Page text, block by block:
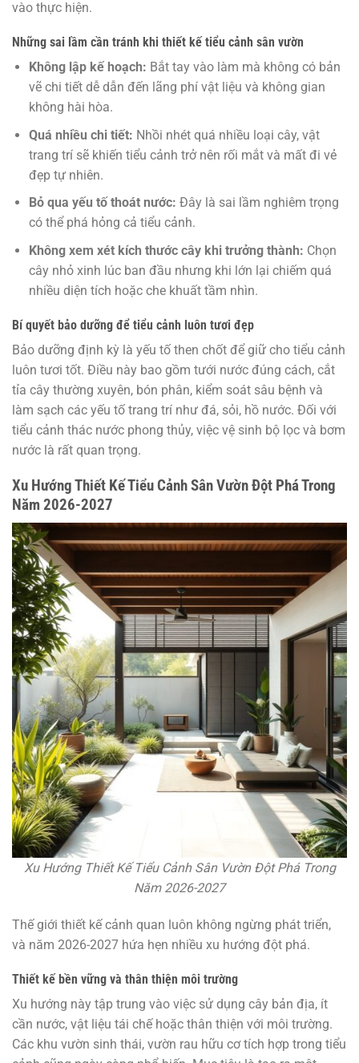
vào thực hiện.
Những sai lầm cần tránh khi thiết kế tiểu cảnh sân vườn
Không lập kế hoạch: Bắt tay vào làm mà không có bản
vẽ chi tiết dễ dẫn đến lãng phí vật liệu và không gian
không hài hòa.
Quá nhiều chi tiết: Nhồi nhét quá nhiều loại cây, vật
trang trí sẽ khiến tiểu cảnh trở nên rối mắt và mất đi vẻ
đẹp tự nhiên.
Bỏ qua yếu tố thoát nước: Đây là sai lầm nghiêm trọng
có thể phá hỏng cả tiểu cảnh.
Không xem xét kích thước cây khi trưởng thành: Chọn
cây nhỏ xinh lúc ban đầu nhưng khi lớn lại chiếm quá
nhiều diện tích hoặc che khuất tầm nhìn.
Bí quyết bảo dưỡng để tiểu cảnh luôn tươi đẹp
Bảo dưỡng định kỳ là yếu tố then chốt để giữ cho tiểu cảnh
luôn tươi tốt. Điều này bao gồm tưới nước đúng cách, cắt
tỉa cây thường xuyên, bón phân, kiểm soát sâu bệnh và
làm sạch các yếu tố trang trí như đá, sỏi, hồ nước. Đối với
tiểu cảnh thác nước phong thủy, việc vệ sinh bộ lọc và bơm
nước là rất quan trọng.
Xu Hướng Thiết Kế Tiểu Cảnh Sân Vườn Đột Phá Trong
Năm 2026-2027
Xu Hướng Thiết Kế Tiểu Cảnh Sân Vườn Đột Phá Trong
Năm 2026-2027
Thế giới thiết kế cảnh quan luôn không ngừng phát triển,
và năm 2026-2027 hứa hẹn nhiều xu hướng đột phá.
Thiết kế bền vững và thân thiện môi trường
Xu hướng này tập trung vào việc sử dụng cây bản địa, ít
cần nước, vật liệu tái chế hoặc thân thiện với môi trường.
Các khu vườn sinh thái, vườn rau hữu cơ tích hợp trong tiểu